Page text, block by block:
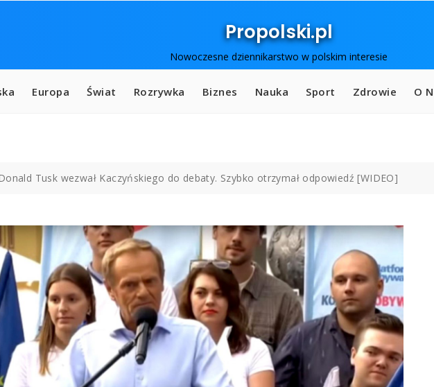
Propolski.pl
Nowoczesne dziennikarstwo w polskim interesie
Europa Świat Rozrywka Biznes Nauka Sport Zdrowie O
Tusk wezwał Kaczyńskiego do debaty. Szybko otrzymał odpowiedź [WIDEO]